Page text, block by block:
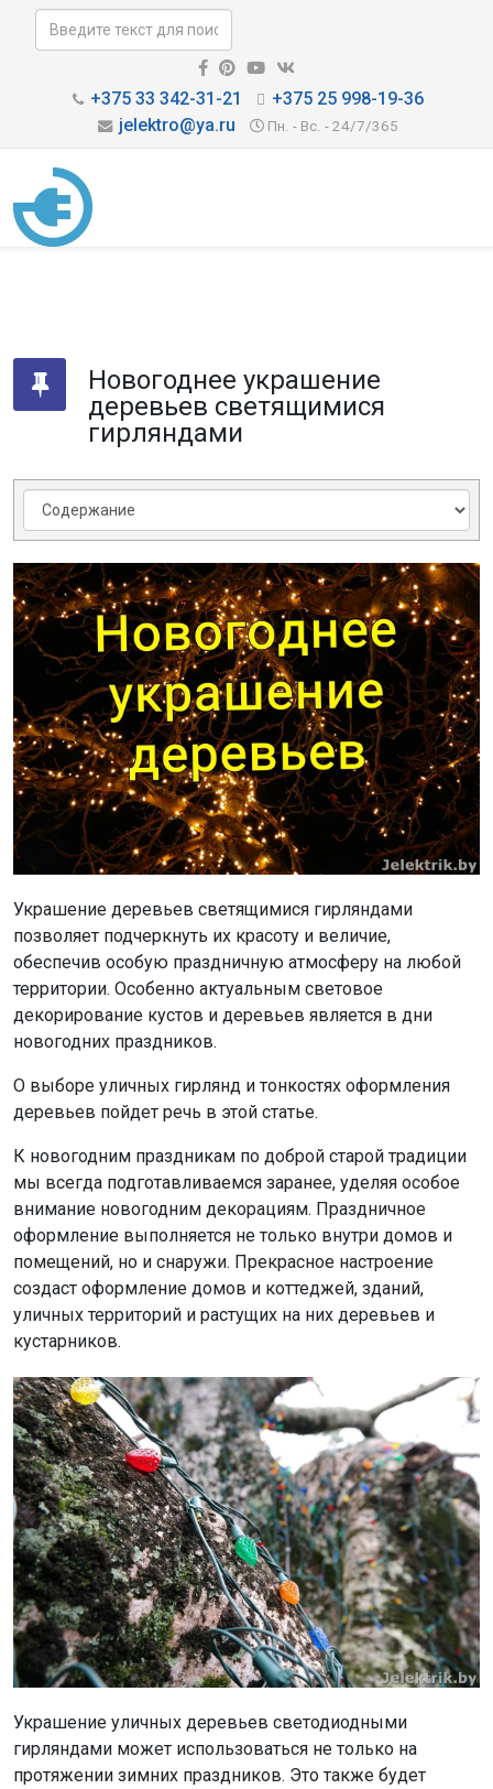
+375 33 342-31-21
+375 25 998-19-36
jelektro@ya.ru
Пн. - Вс. - 24/7/365
Новогоднее украшение
деревьев светящимися
гирляндами
Украшение деревьев светящимися гирляндами
позволяет подчеркнуть их красоту и величие,
обеспечив особую праздничную атмосферу на любой
территории. Особенно актуальным световое
декорирование кустов и деревьев является в дни
новогодних праздников.
О выборе уличных гирлянд и тонкостях оформления
деревьев пойдет речь в этой статье.
К новогодним праздникам по доброй старой традиции
мы всегда подготавливаемся заранее, уделяя особое
внимание новогодним декорациям. Праздничное
оформление выполняется не только внутри домов и
помещений, но и снаружи. Прекрасное настроение
создаст оформление домов и коттеджей, зданий,
уличных территорий и растущих на них деревьев и
кустарников.
Украшение уличных деревьев светодиодными
гирляндами может использоваться не только на
протяжении зимних праздников. Это также будет